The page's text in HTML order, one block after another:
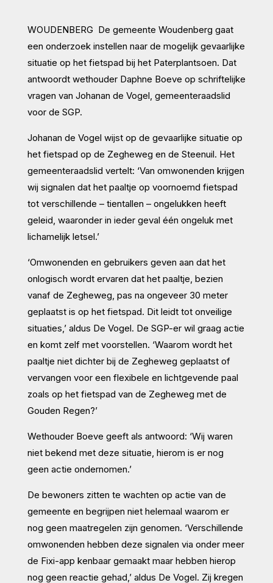
WOUDENBERG De gemeente Woudenberg gaat
een onderzoek instellen naar de mogelijk gevaarlijke
situatie op het fietspad bij het Paterplantsoen. Dat
antwoordt wethouder Daphne Boeve op schriftelijke
vragen van Johanan de Vogel, gemeenteraadslid
voor de SGP.
Johanan de Vogel wijst op de gevaarlijke situatie op
het fietspad op de Zegheweg en de Steenuil. Het
gemeenteraadslid vertelt: ‘Van omwonenden krijgen
wij signalen dat het paaltje op voornoemd fietspad
tot verschillende – tientallen – ongelukken heeft
geleid, waaronder in ieder geval één ongeluk met
lichamelijk letsel.’
‘Omwonenden en gebruikers geven aan dat het
onlogisch wordt ervaren dat het paaltje, bezien
vanaf de Zegheweg, pas na ongeveer 30 meter
geplaatst is op het fietspad. Dit leidt tot onveilige
situaties,’ aldus De Vogel. De SGP-er wil graag actie
en komt zelf met voorstellen. ‘Waarom wordt het
paaltje niet dichter bij de Zegheweg geplaatst of
vervangen voor een flexibele en lichtgevende paal
zoals op het fietspad van de Zegheweg met de
Gouden Regen?’
Wethouder Boeve geeft als antwoord: ‘Wij waren
niet bekend met deze situatie, hierom is er nog
geen actie ondernomen.’
De bewoners zitten te wachten op actie van de
gemeente en begrijpen niet helemaal waarom er
nog geen maatregelen zijn genomen. ‘Verschillende
omwonenden hebben deze signalen via onder meer
de Fixi-app kenbaar gemaakt maar hebben hierop
nog geen reactie gehad,’ aldus De Vogel. Zij kregen